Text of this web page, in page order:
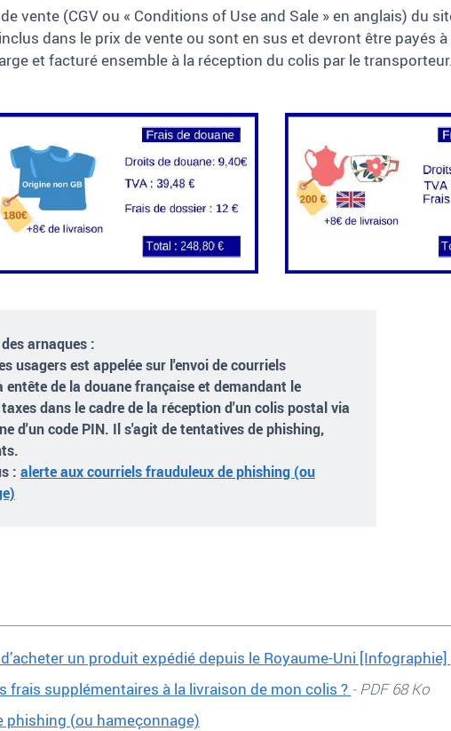
vente (CGV ou « Conditions of Use and Sale » en anglais) du
dans le prix de vente ou sont en sus et devront être payés
et facturé ensemble à la réception du colis par le transporteur.
arnaques :
usagers est appelée sur l'envoi de courriels
entête de la douane française et demandant le
dans le cadre de la réception d'un colis postal via
d'un code PIN. Il s'agit de tentatives de phishing,
: alerte aux courriels frauduleux de phishing (ou
un produit expédié depuis le Royaume-Uni [Infographie]
frais supplémentaires à la livraison de mon colis ? - PDF 68 Ko
phishing (ou hameçonnage)